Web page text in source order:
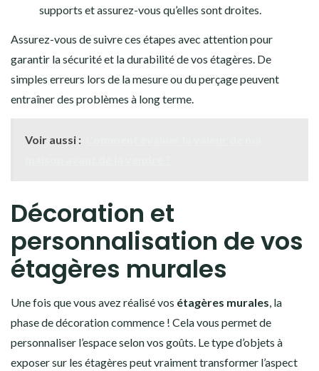
supports et assurez-vous qu’elles sont droites.
Assurez-vous de suivre ces étapes avec attention pour
garantir la sécurité et la durabilité de vos étagères. De
simples erreurs lors de la mesure ou du perçage peuvent
entraîner des problèmes à long terme.
Voir aussi :
Décoration et
personnalisation de vos
étagères murales
Une fois que vous avez réalisé vos étagères murales, la
phase de décoration commence ! Cela vous permet de
personnaliser l’espace selon vos goûts. Le type d’objets à
exposer sur les étagères peut vraiment transformer l’aspect